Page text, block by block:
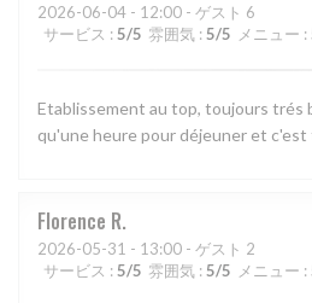
2026-06-04 - 12:00 - ゲスト 6
サービス : 5/5 雰囲気 : 5/5 メニュー :
Etablissement au top, toujours trés
qu'une heure pour déjeuner et
Florence R
2026-05-31 - 13:00 - ゲスト 2
サービス : 5/5 雰囲気 : 5/5 メニュー :